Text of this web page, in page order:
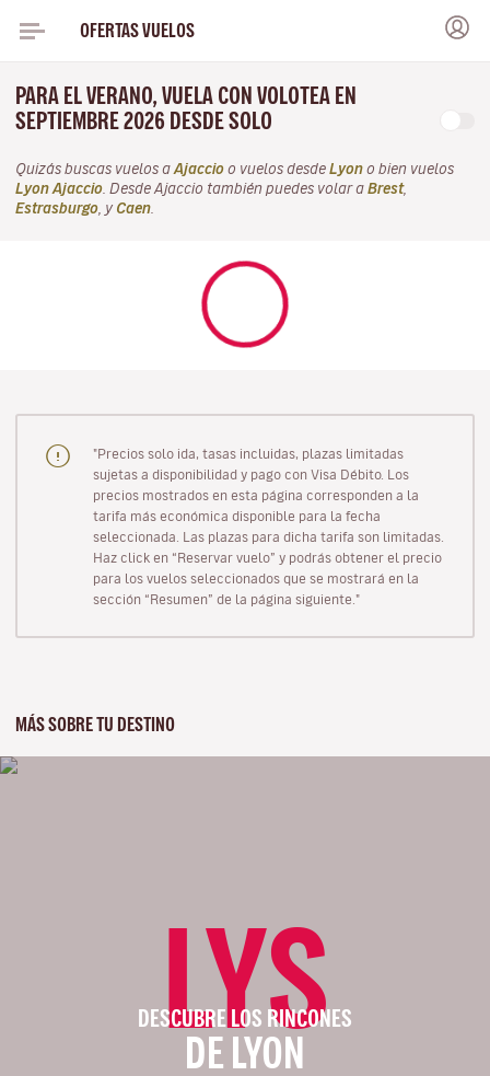
OFERTAS VUELOS
PARA EL VERANO, VUELA CON VOLOTEA EN
SEPTIEMBRE 2026 DESDE SOLO
Quizás buscas vuelos a Ajaccio o vuelos desde Lyon o bien vuelos
Lyon Ajaccio . Desde Ajaccio también puedes volar a Brest,
Estrasburgo , y Caen
"Precios solo ida, tasas incluidas, plazas limitadas
sujetas a disponibilidad y pago con Visa Débito. Los
precios mostrados en esta página corresponden a la
tarifa más económica disponible para la fecha
seleccionada. Las plazas para dicha tarifa son limitadas.
Haz click en “Reservar vuelo” y podrás obtener el precio
para los vuelos seleccionados que se mostrará en la
sección “Resumen” de la página siguiente."
MÁS SOBRE TU DESTINO
LYS
DESCUBRE LOS RINCONES
DE LYON